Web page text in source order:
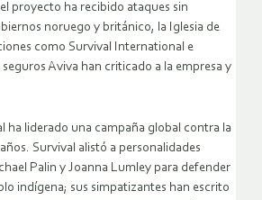
proyecto ha recibido ataques sin
noruego y británico, la Iglesia de
como Survival International e
Aviva han criticado a la empresa y
ha liderado una campaña global contra la
Survival alistó a personalidades
Palin y Joanna Lumley para defender
indígena; sus simpatizantes han escrito